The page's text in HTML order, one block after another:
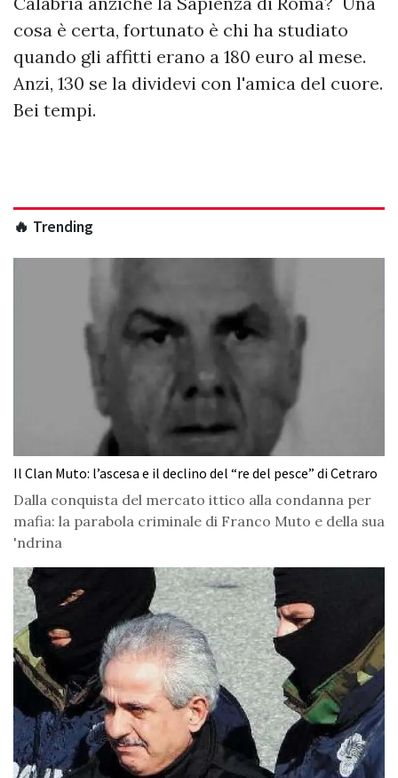
cosa è certa, fortunato è chi ha studiato
quando gli affitti erano a 180 euro al mese.
Anzi, 130 se la dividevi con l'amica del cuore.
Bei tempi.
🔥 Trending
Il Clan Muto: l’ascesa e il declino del “re del pesce” di Cetraro
Dalla conquista del mercato ittico alla condanna per
mafia: la parabola criminale di Franco Muto e della sua
'ndrina